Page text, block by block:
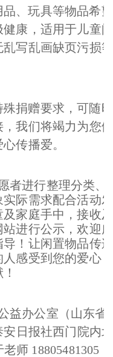
、玩具等物品希望
康，适用于儿童
写乱画缺页污损
捐赠要求，可随时
我们将竭力为您
传播爱。
者进行整理分类、
际需求配合活动
家庭手中，接收
进行公示，欢迎
！让闲置物品传
感受到您的爱心
益办公室（山东省
日报社西门院内
师 18805481305